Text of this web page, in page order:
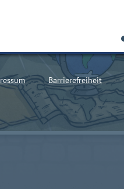
Barrierefreiheit